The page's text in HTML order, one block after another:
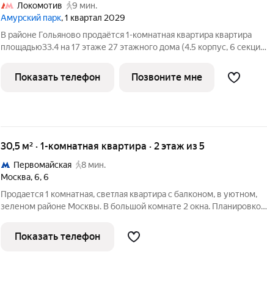
Локомотив
9 мин.
Амурский парк, 1 квартал 2029
В районе Гольяново продаётся 1-комнатная квартира квартира
площадью33.4 на 17 этаже 27 этажного дома (4.5 корпус, 6 секция)
пешком до станции метро «Черкизовская» и МЦК «Локомотив». 15
Показать телефон Позвоните мне
30,5 м² · 1-комнатная квартира · 2 этаж из 5
Первомайская
8 мин.
Москва,6,6
Продается 1 комнатная, светлая квартира с балконом, в уютном,
зеленом районе Москвы. В большой комнате 2 окна. Планировкой
несложно подниматься. 10-15 минут пешком до метро.
Благоустроенный парк,
Показать телефон